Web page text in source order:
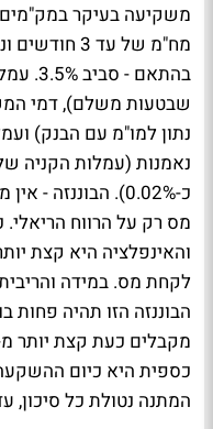
משקיעה בעיקר
מח"מ של עד
נתון למו"מ עם הבנק)
נאמנות (עמלות הקניה
כ-0.02%).
לקחת מס. במידה
הבוננזה הזו תהיה פחות
כספית היא כיום
המתנה נטולת כל סיכון,